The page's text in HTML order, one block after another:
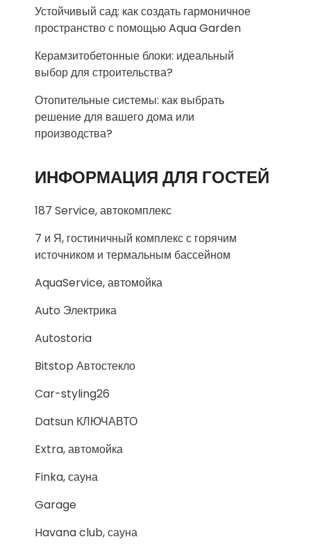
Устойчивый сад: как создать гармоничное
пространство с помощью Aqua Garden
Керамзитобетонные блоки: идеальный
выбор для строительства?
Отопительные системы: как выбрать
решение для вашего дома или
производства?
ИНФОРМАЦИЯ ДЛЯ ГОСТЕЙ
187 Service, автокомплекс
7 и Я, гостиничный комплекс с горячим
источником и термальным бассейном
AquaService, автомойка
Auto Электрика
Autostoria
Bitstop Автостекло
Car-styling26
Datsun КЛЮЧАВТО
Extra, автомойка
Finka, сауна
Garage
Havana club, сауна